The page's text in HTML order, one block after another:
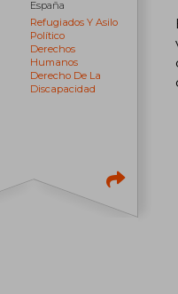
España
Refugiados Y Asilo
Político
Derechos
Humanos
Derecho De La
Discapacidad